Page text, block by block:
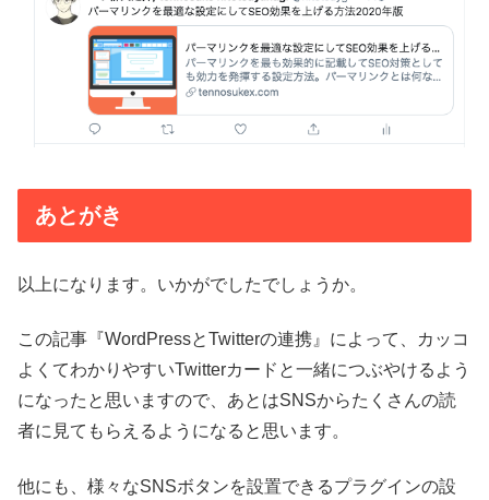
あとがき
以上になります。いかがでしたでしょうか。
この記事『WordPressとTwitterの連携』によって、カッコ
よくてわかりやすいTwitterカードと一緒につぶやけるよう
になったと思いますので、あとはSNSからたくさんの読
者に見てもらえるようになると思います。
他にも、様々なSNSボタンを設置できるプラグインの設